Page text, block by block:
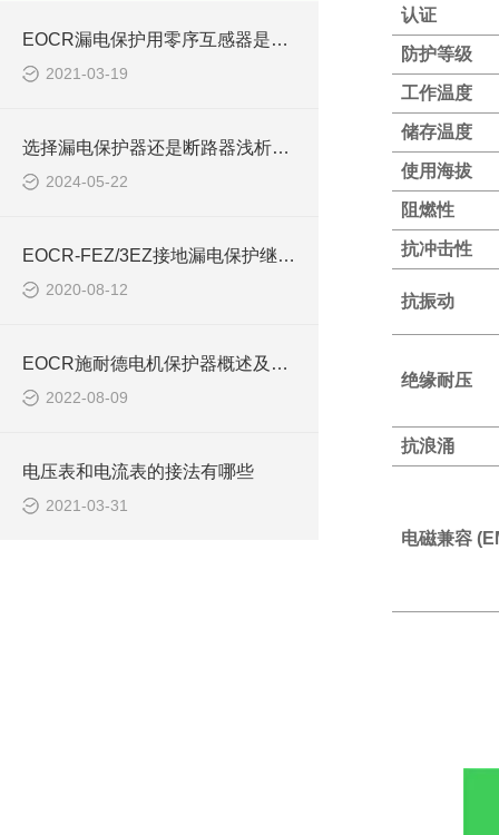
EOCR漏电保护用零序互感器是否需要穿入N相
2021-03-19
选择漏电保护器还是断路器浅析EOCR-FEZ
2024-05-22
EOCR-FEZ/3EZ接地漏电保护继电器（装箱资料）
2020-08-12
EOCR施耐德电机保护器概述及应用EOCR-3DE
2022-08-09
电压表和电流表的接法有哪些
2021-03-31
认证
防护等级
工作温度
储存温度
使用海拔
阻燃性
抗冲击性
抗振动
绝缘耐压
抗浪涌
电磁兼容